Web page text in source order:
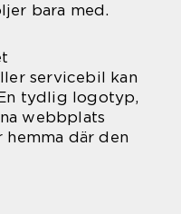
bara med.
servicebil kan
tydlig logotyp,
webbplats
där den